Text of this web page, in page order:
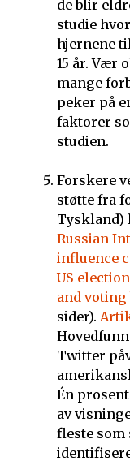
de blir
studie
hjernene
15 år. Vær
mange
peker på
faktorer
studien.
Forskere
støtte fra
Tyskland)
Russian
influence
US
and voting
sider).
Twitter
Én
av
fleste som